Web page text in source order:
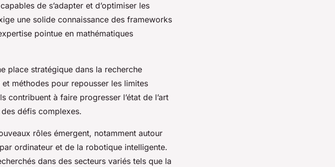
de s’adapter et d’optimiser les
une solide connaissance des frameworks
pointue en mathématiques
place stratégique dans la recherche
méthodes pour repousser les limites
contribuent à faire progresser l’état de l’art
défis complexes.
rôles émergent, notamment autour
ordinateur et de la robotique intelligente.
dans des secteurs variés tels que la